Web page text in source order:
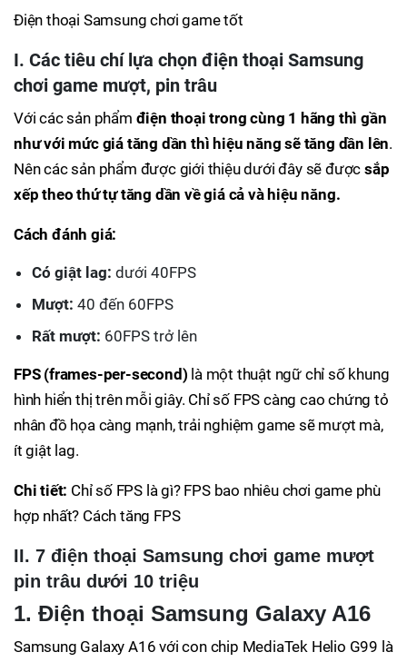
Điện thoại Samsung chơi game tốt
I. Các tiêu chí lựa chọn điện thoại Samsung
chơi game mượt, pin trâu
Với các sản phẩm điện thoại trong cùng 1 hãng thì gần
như với mức giá tăng dần thì hiệu năng sẽ tăng dần lên.
Nên các sản phẩm được giới thiệu dưới đây sẽ được sắp
xếp theo thứ tự tăng dần về giá cả và hiệu năng.
Cách đánh giá:
Có giật lag: dưới 40FPS
Mượt: 40 đến 60FPS
Rất mượt: 60FPS trở lên
FPS (frames-per-second) là một thuật ngữ chỉ số khung
hình hiển thị trên mỗi giây. Chỉ số FPS càng cao chứng tỏ
nhân đồ họa càng mạnh, trải nghiệm game sẽ mượt mà,
ít giật lag.
Chi tiết: Chỉ số FPS là gì? FPS bao nhiêu chơi game phù
hợp nhất? Cách tăng FPS
II. 7 điện thoại Samsung chơi game mượt
pin trâu dưới 10 triệu
1. Điện thoại Samsung Galaxy A16
Samsung Galaxy A16 với con chip MediaTek Helio G99 là